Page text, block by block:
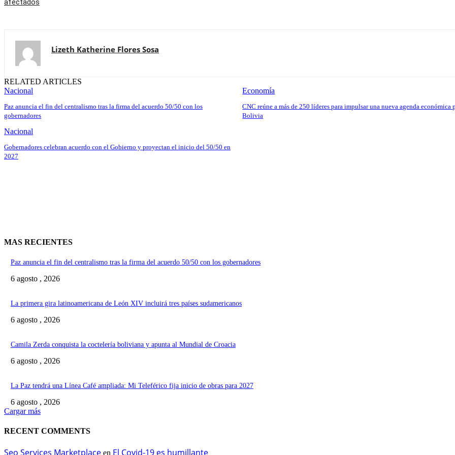
afectados
Lizeth Katherine Flores Sosa
RELATED ARTICLES
Nacional
Paz anuncia el fin del centralismo tras la firma del acuerdo 50/50 con los
gobernadores
Economía
CNC reúne a más de 250 líderes para impulsar una nueva agenda económica
Bolivia
Nacional
Gobernadores celebran acuerdo con el Gobierno y proyectan el inicio del 50/50 en
2027
MAS RECIENTES
Paz anuncia el fin del centralismo tras la firma del acuerdo 50/50 con los gobernadores
6 agosto , 2026
La primera gira latinoamericana de León XIV incluirá tres países sudamericanos
6 agosto , 2026
Camila Zerda conquista la coctelería boliviana y apunta al Mundial de Croacia
6 agosto , 2026
La Paz tendrá una Línea Café ampliada: Mi Teleférico fija inicio de obras para 2027
6 agosto , 2026
Cargar más
RECENT COMMENTS
Seo Services Marketplace en El Covid-19 es humillante